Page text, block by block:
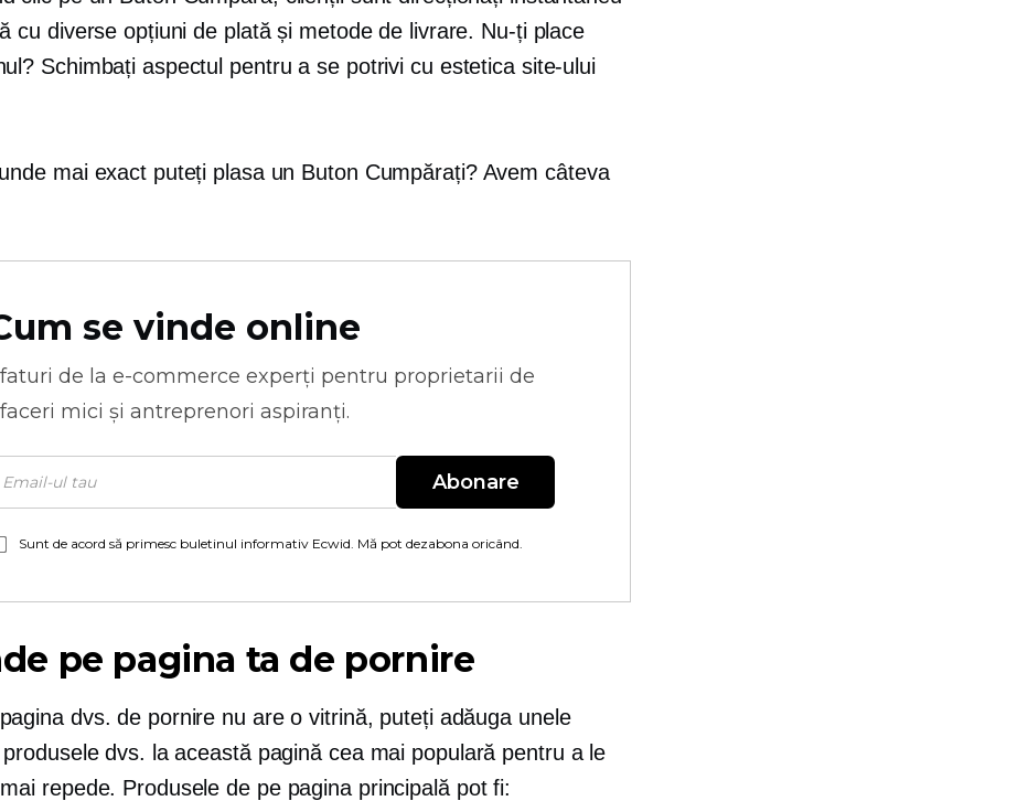
cu diverse opțiuni de plată și metode de livrare. Nu-ți place
Schimbați aspectul pentru a se potrivi cu estetica site-ului
mai exact puteți plasa un Buton Cumpărați? Avem câteva
se vinde online
de la e-commerce experți pentru proprietarii de
mici și antreprenori aspiranți.
Abonare
Sunt de acord să primesc buletinul informativ Ecwid. Mă pot dezabona oricând.
pe pagina ta de pornire
dvs. de pornire nu are o vitrină, puteți adăuga unele
dvs. la această pagină cea mai populară pentru a le
repede. Produsele de pe pagina principală pot fi: